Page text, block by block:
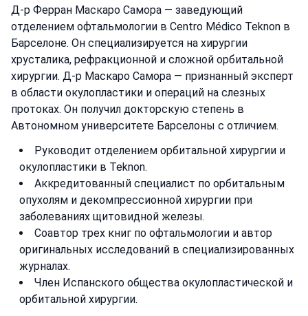
Д-р Ферран Маскаро Самора — заведующий
отделением офтальмологии в Centro Médico Teknon в
Барселоне. Он специализируется на хирургии
хрусталика, рефракционной и сложной орбитальной
хирургии. Д-р Маскаро Самора — признанный эксперт
в области окулопластики и операций на слезных
протоках. Он получил докторскую степень в
Автономном университете Барселоны с отличием.
Руководит отделением орбитальной хирургии и
окулопластики в Teknon.
Аккредитованный специалист по орбитальным
опухолям и декомпрессионной хирургии при
заболеваниях щитовидной железы.
Соавтор трех книг по офтальмологии и автор
оригинальных исследований в специализированных
журналах.
Член Испанского общества окулопластической и
орбитальной хирургии.